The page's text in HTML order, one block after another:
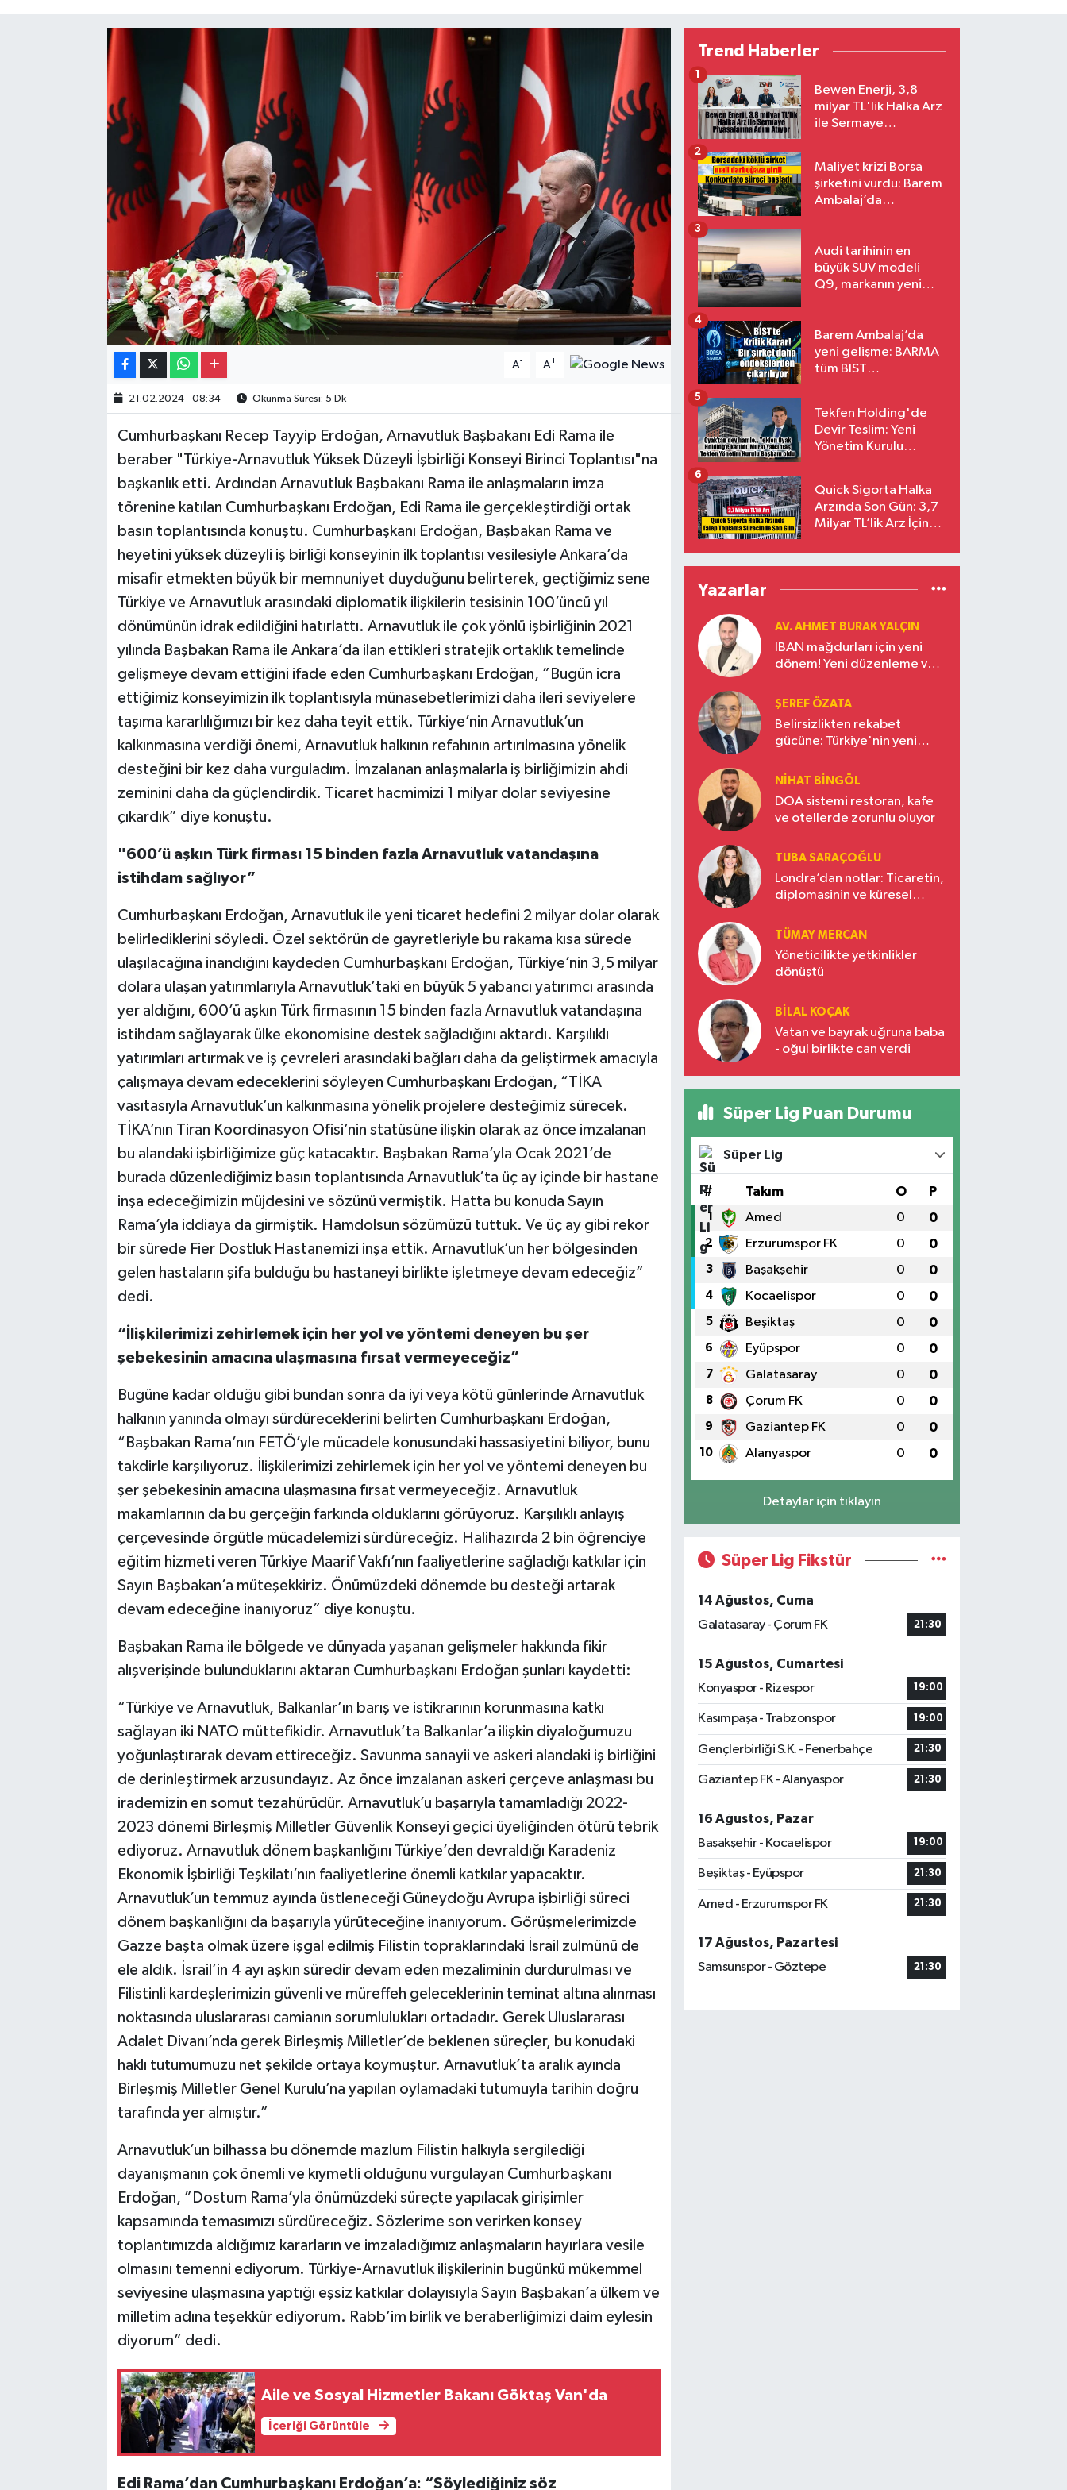
A- A+
21.02.2024 - 08:34 Okunma Süresi: 5 Dk
Cumhurbaşkanı Recep Tayyip Erdoğan, Arnavutluk Başbakanı Edi Rama ile
beraber "Türkiye-Arnavutluk Yüksek Düzeyli İşbirliği Konseyi Birinci Toplantısı"na
başkanlık etti. Ardından Arnavutluk Başbakanı Rama ile anlaşmaların imza
törenine katılan Cumhurbaşkanı Erdoğan, Edi Rama ile gerçekleştirdiği ortak
basın toplantısında konuştu. Cumhurbaşkanı Erdoğan, Başbakan Rama ve
heyetini yüksek düzeyli iş birliği konseyinin ilk toplantısı vesilesiyle Ankara’da
misafir etmekten büyük bir memnuniyet duyduğunu belirterek, geçtiğimiz sene
Türkiye ve Arnavutluk arasındaki diplomatik ilişkilerin tesisinin 100’üncü yıl
dönümünün idrak edildiğini hatırlattı. Arnavutluk ile çok yönlü işbirliğinin 2021
yılında Başbakan Rama ile Ankara’da ilan ettikleri stratejik ortaklık temelinde
gelişmeye devam ettiğini ifade eden Cumhurbaşkanı Erdoğan, ”Bugün icra
ettiğimiz konseyimizin ilk toplantısıyla münasebetlerimizi daha ileri seviyelere
taşıma kararlılığımızı bir kez daha teyit ettik. Türkiye’nin Arnavutluk’un
kalkınmasına verdiği önemi, Arnavutluk halkının refahının artırılmasına yönelik
desteğini bir kez daha vurguladım. İmzalanan anlaşmalarla iş birliğimizin ahdi
zeminini daha da güçlendirdik. Ticaret hacmimizi 1 milyar dolar seviyesine
çıkardık” diye konuştu.
"600’ü aşkın Türk firması 15 binden fazla Arnavutluk vatandaşına
istihdam sağlıyor”
Cumhurbaşkanı Erdoğan, Arnavutluk ile yeni ticaret hedefini 2 milyar dolar olarak
belirlediklerini söyledi. Özel sektörün de gayretleriyle bu rakama kısa sürede
ulaşılacağına inandığını kaydeden Cumhurbaşkanı Erdoğan, Türkiye’nin 3,5 milyar
dolara ulaşan yatırımlarıyla Arnavutluk’taki en büyük 5 yabancı yatırımcı arasında
yer aldığını, 600’ü aşkın Türk firmasının 15 binden fazla Arnavutluk vatandaşına
istihdam sağlayarak ülke ekonomisine destek sağladığını aktardı. Karşılıklı
yatırımları artırmak ve iş çevreleri arasındaki bağları daha da geliştirmek amacıyla
çalışmaya devam edeceklerini söyleyen Cumhurbaşkanı Erdoğan, “TİKA
vasıtasıyla Arnavutluk’un kalkınmasına yönelik projelere desteğimiz sürecek.
TİKA’nın Tiran Koordinasyon Ofisi’nin statüsüne ilişkin olarak az önce imzalanan
bu alandaki işbirliğimize güç katacaktır. Başbakan Rama’yla Ocak 2021’de
burada düzenlediğimiz basın toplantısında Arnavutluk’ta üç ay içinde bir hastane
inşa edeceğimizin müjdesini ve sözünü vermiştik. Hatta bu konuda Sayın
Rama’yla iddiaya da girmiştik. Hamdolsun sözümüzü tuttuk. Ve üç ay gibi rekor
bir sürede Fier Dostluk Hastanemizi inşa ettik. Arnavutluk’un her bölgesinden
gelen hastaların şifa bulduğu bu hastaneyi birlikte işletmeye devam edeceğiz”
dedi.
“İlişkilerimizi zehirlemek için her yol ve yöntemi deneyen bu şer
şebekesinin amacına ulaşmasına fırsat vermeyeceğiz”
Bugüne kadar olduğu gibi bundan sonra da iyi veya kötü günlerinde Arnavutluk
halkının yanında olmayı sürdüreceklerini belirten Cumhurbaşkanı Erdoğan,
“Başbakan Rama’nın FETÖ’yle mücadele konusundaki hassasiyetini biliyor, bunu
takdirle karşılıyoruz. İlişkilerimizi zehirlemek için her yol ve yöntemi deneyen bu
şer şebekesinin amacına ulaşmasına fırsat vermeyeceğiz. Arnavutluk
makamlarının da bu gerçeğin farkında olduklarını görüyoruz. Karşılıklı anlayış
çerçevesinde örgütle mücadelemizi sürdüreceğiz. Halihazırda 2 bin öğrenciye
eğitim hizmeti veren Türkiye Maarif Vakfı’nın faaliyetlerine sağladığı katkılar için
Sayın Başbakan’a müteşekkiriz. Önümüzdeki dönemde bu desteği artarak
devam edeceğine inanıyoruz” diye konuştu.
Başbakan Rama ile bölgede ve dünyada yaşanan gelişmeler hakkında fikir
alışverişinde bulunduklarını aktaran Cumhurbaşkanı Erdoğan şunları kaydetti:
“Türkiye ve Arnavutluk, Balkanlar’ın barış ve istikrarının korunmasına katkı
sağlayan iki NATO müttefikidir. Arnavutluk’ta Balkanlar’a ilişkin diyaloğumuzu
yoğunlaştırarak devam ettireceğiz. Savunma sanayii ve askeri alandaki iş birliğini
de derinleştirmek arzusundayız. Az önce imzalanan askeri çerçeve anlaşması bu
irademizin en somut tezahürüdür. Arnavutluk’u başarıyla tamamladığı 2022-
2023 dönemi Birleşmiş Milletler Güvenlik Konseyi geçici üyeliğinden ötürü tebrik
ediyoruz. Arnavutluk dönem başkanlığını Türkiye’den devraldığı Karadeniz
Ekonomik İşbirliği Teşkilatı’nın faaliyetlerine önemli katkılar yapacaktır.
Arnavutluk’un temmuz ayında üstleneceği Güneydoğu Avrupa işbirliği süreci
dönem başkanlığını da başarıyla yürüteceğine inanıyorum. Görüşmelerimizde
Gazze başta olmak üzere işgal edilmiş Filistin topraklarındaki İsrail zulmünü de
ele aldık. İsrail’in 4 ayı aşkın süredir devam eden mezaliminin durdurulması ve
Filistinli kardeşlerimizin güvenli ve müreffeh geleceklerinin teminat altına alınması
noktasında uluslararası camianın sorumlulukları ortadadır. Gerek Uluslararası
Adalet Divanı’nda gerek Birleşmiş Milletler’de beklenen süreçler, bu konudaki
haklı tutumumuzu net şekilde ortaya koymuştur. Arnavutluk’ta aralık ayında
Birleşmiş Milletler Genel Kurulu’na yapılan oylamadaki tutumuyla tarihin doğru
tarafında yer almıştır.”
Arnavutluk’un bilhassa bu dönemde mazlum Filistin halkıyla sergilediği
dayanışmanın çok önemli ve kıymetli olduğunu vurgulayan Cumhurbaşkanı
Erdoğan, ”Dostum Rama’yla önümüzdeki süreçte yapılacak girişimler
kapsamında temasımızı sürdüreceğiz. Sözlerime son verirken konsey
toplantımızda aldığımız kararların ve imzaladığımız anlaşmaların hayırlara vesile
olmasını temenni ediyorum. Türkiye-Arnavutluk ilişkilerinin bugünkü mükemmel
seviyesine ulaşmasına yaptığı eşsiz katkılar dolayısıyla Sayın Başbakan’a ülkem ve
milletim adına teşekkür ediyorum. Rabb’im birlik ve beraberliğimizi daim eylesin
diyorum” dedi.
Aile ve Sosyal Hizmetler Bakanı Göktaş Van'da
İçeriği Görüntüle
Edi Rama’dan Cumhurbaşkanı Erdoğan’a: “Söylediğiniz söz
Trend Haberler
Bewen Enerji, 3,8
milyar TL'lik Halka Arz
ile Sermaye
1
Maliyet krizi Borsa
şirketini vurdu: Barem
Ambalaj’da
2
Audi tarihinin en
büyük SUV modeli
Q9, markanın yeni
3
Barem Ambalaj’da
yeni gelişme: BARMA
tüm BIST
4
Tekfen Holding'de
Devir Teslim: Yeni
Yönetim Kurulu
5
Quick Sigorta Halka
Arzında Son Gün: 3,7
Milyar TL’lik Arz İçin
Eriyor
6
Yazarlar
AV. AHMET BURAK YALÇIN
IBAN mağdurları için yeni
dönem! Yeni düzenleme ve
ŞEREF ÖZATA
Belirsizlikten rekabet
gücüne: Türkiye'nin yeni
NIHAT BINGÖL
DOA sistemi restoran, kafe
ve otellerde zorunlu oluyor
TUBA SARAÇOĞLU
Londra’dan notlar: Ticaretin,
diplomasinin ve küresel
Türkiye’nin yükselen gücü
TÜMAY MERCAN
Yöneticilikte yetkinlikler
dönüştü
BILAL KOÇAK
Vatan ve bayrak uğruna baba
- oğul birlikte can verdi
Süper Lig Puan Durumu
Süper Lig
# Takım O P
1 Amed 0 0
2 Erzurumspor FK 0 0
3 Başakşehir 0 0
4 Kocaelispor 0 0
5 Beşiktaş 0 0
6 Eyüpspor 0 0
7 Galatasaray 0 0
8 Çorum FK 0 0
9 Gaziantep FK 0 0
10 Alanyaspor 0 0
Detaylar için tıklayın
Süper Lig Fikstür
14 Ağustos, Cuma
Galatasaray - Çorum FK
21:30
15 Ağustos, Cumartesi
Konyaspor - Rizespor
19:00
Kasımpaşa - Trabzonspor 19:00
Gençlerbirliği S.K. - Fenerbahçe 21:30
Gaziantep FK - Alanyaspor 21:30
16 Ağustos, Pazar
Başakşehir - Kocaelispor
19:00
Beşiktaş - Eyüpspor 21:30
Amed - Erzurumspor FK 21:30
17 Ağustos, Pazartesi
Samsunspor - Göztepe
21:30
Gayrimenkul